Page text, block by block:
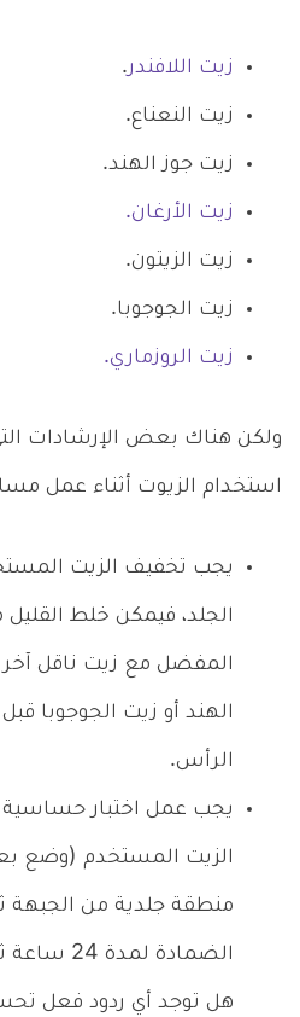
زيت اللافندر.
زيت النعناع.
زيت جوز الهند.
زيت الأرغان.
زيت الزيتون.
زيت الجوجوبا.
زيت الروزماري.
ولكن هناك بعض الإرشادات
استخدام الزيوت أثناء عمل
يجب تخفيف الزيت
الجلد، فيمكن خلط القليل
المفضل مع زيت ناقل آخر
الهند أو زيت الجوجوبا
الرأس.
يجب عمل اختبار حساسية
الزيت المستخدم (وضع
منطقة جلدية من الجبهة
الضمادة
هل توجد أي ردود فعل